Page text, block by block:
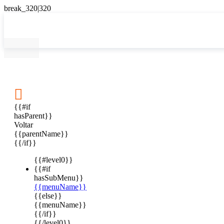

{{#if
hasParent}}
Voltar
{{parentName}}
{{/if}}
{{#level0}}
{{#if
hasSubMenu}}
{{menuName}}
{{else}}
{{menuName}}
{{/if}}